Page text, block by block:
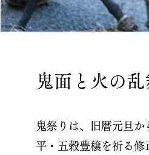
鬼面と火の乱
鬼祭りは、旧暦元旦
平・五穀豊穣を祈る